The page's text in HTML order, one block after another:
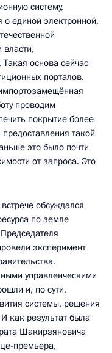
систему,
о единой электронной,
власти,
основа сейчас
порталов.
проводим
покрытие более
такой
это было почти
от запроса. Это
обсуждался
по земле
эксперимент
управленческими
и, по сути,
системы, решения
как результат была
Шакирзяновича
премьера,